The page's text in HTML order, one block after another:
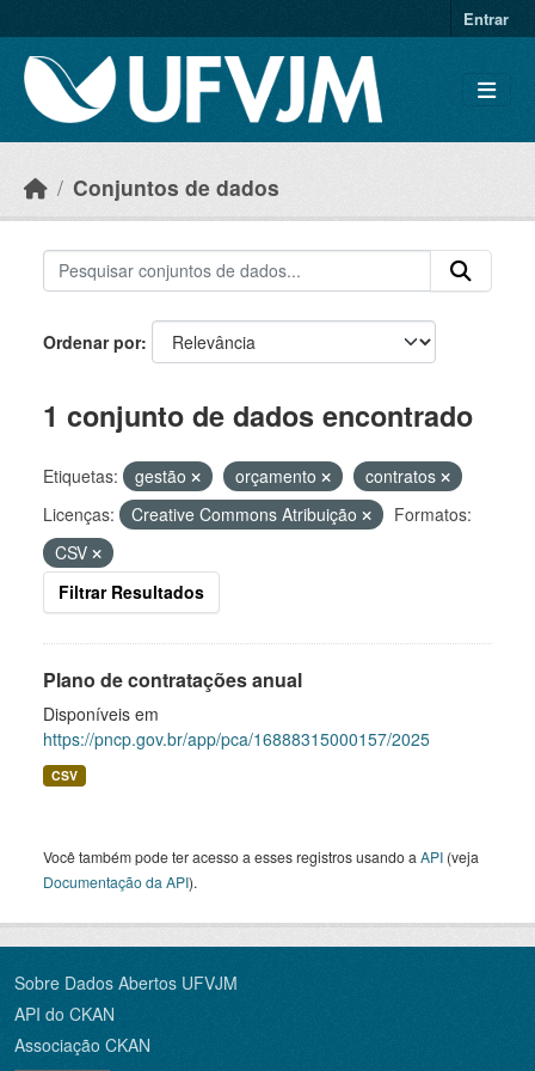
Entrar
Conjuntos de dados
Ordenar por
1 conjunto de dados encontrado
Etiquetas: gestão orçamento
contratos
Licenças:
Creative Commons Atribuição
Formatos:
CSV
Filtrar Resultados
Plano de contratações anual
Disponíveis em
https://pncp.gov.br/app/pca/16888315000157/2025
CSV
Você também pode ter acesso a esses registros usando a API (veja
Documentação da API).
Sobre Dados Abertos UFVJM
API do CKAN
Associação CKAN